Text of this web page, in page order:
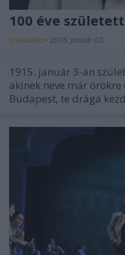
100 éve
szinhazhu • 2015. január 03.
1915. január 3-án
akinek neve már örökre
Budapest, te drága